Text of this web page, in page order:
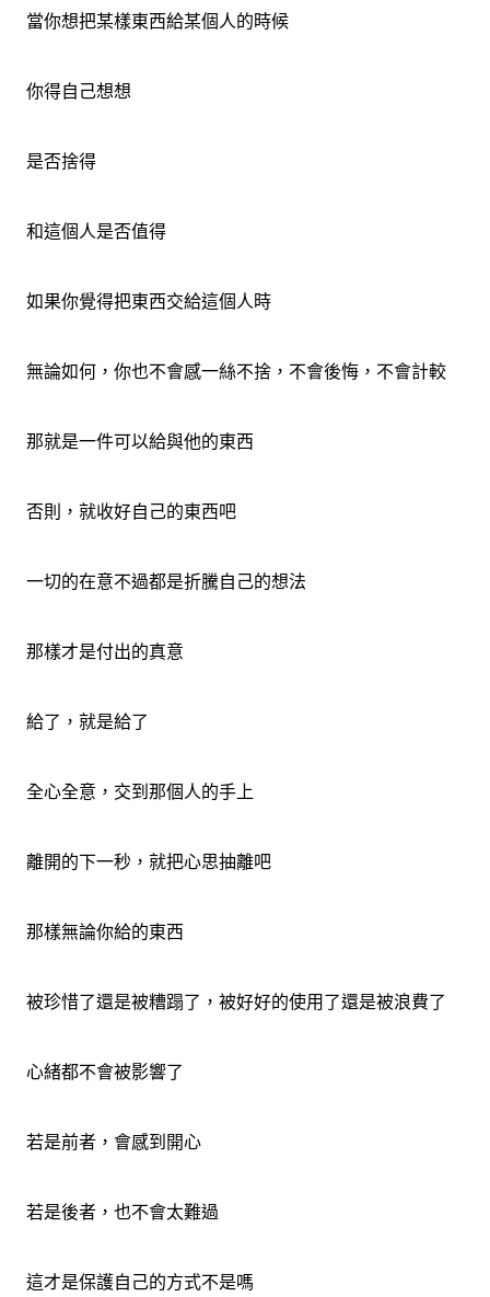
當你想把某樣東西給某個人的時候
你得自己想想
是否捨得
和這個人是否值得
如果你覺得把東西交給這個人時
無論如何，你也不會感一絲不捨，不會後悔，不會計較
那就是一件可以給與他的東西
否則，就收好自己的東西吧
一切的在意不過都是折騰自己的想法
那樣才是付出的真意
給了，就是給了
全心全意，交到那個人的手上
離開的下一秒，就把心思抽離吧
那樣無論你給的東西
被珍惜了還是被糟蹋了，被好好的使用了還是被浪費了
心緒都不會被影響了
若是前者，會感到開心
若是後者，也不會太難過
這才是保護自己的方式不是嗎